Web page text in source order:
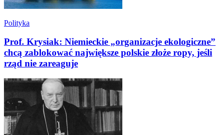
Polityka
Prof. Krysiak: Niemieckie „organizacje ekologiczne”
chcą zablokować największe polskie złoże ropy, jeśli
rząd nie zareaguje